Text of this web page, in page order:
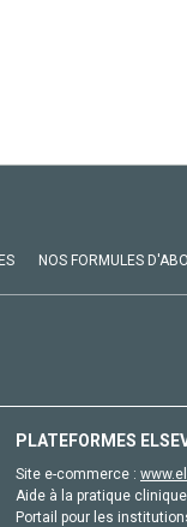
NOS FORMULES
PLATEFORMES
Site e-commerce :
Aide à la pratique
Portail pour les